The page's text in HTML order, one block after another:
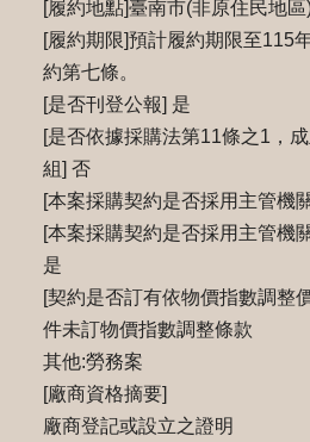
[履約地點]臺南市(非原住民地區
[履約期限]預計履約期限至115
約第七條。
[是否刊登公報] 是
[是否依據採購法第11條之1，
組] 否
[本案採購契約是否採用主管機
[本案採購契約是否採用主管機
是
[契約是否訂有依物價指數調整
件未訂物價指數調整條款
其他:勞務案
[廠商資格摘要]
廠商登記或設立之證明